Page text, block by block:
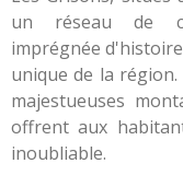
un réseau de
imprégnée
unique de la
majestueuses
offrent aux
inoubliable.